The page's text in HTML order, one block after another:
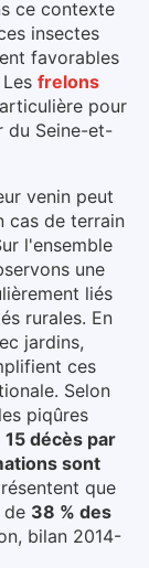
ce contexte
insectes
favorables
Les frelons
pour
du Seine-et-
venin peut
cas de terrain
l'ensemble
une
liés
rurales. En
jardins,
ces
Selon
piqûres
15 décès par
sont
que
de 38 % des
bilan 2014-